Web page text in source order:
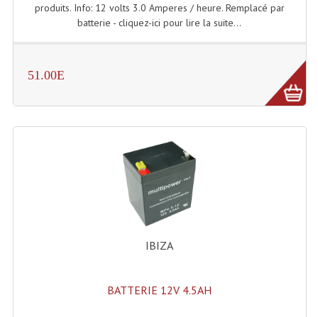
Amplificateurs (L 100v)
Lecteurs Mp3 Et CDs Sources
Microphone PA & Micro Pupitre
Projecteurs De Son
Sono: Conférences Securité Visite Guidée
Système D'audio Guide
produits. Info: 12 volts 3.0 Amperes / heure. Remplacé par
batterie - cliquez-ici pour lire la suite...
51.00E
IBIZA
BATTERIE 12V 4.5AH